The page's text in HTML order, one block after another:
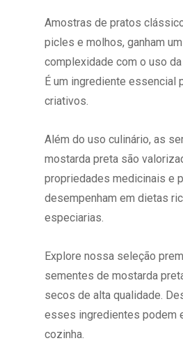
Amostras de pratos
picles e molhos, ganham
complexidade com o uso
É um ingrediente essencial
criativos.
Além do uso culinário, as
mostarda preta são
propriedades medicinais e
desempenham em dietas
especiarias.
Explore nossa seleção
sementes de mostarda
secos de alta qualidade.
esses ingredientes podem
cozinha.